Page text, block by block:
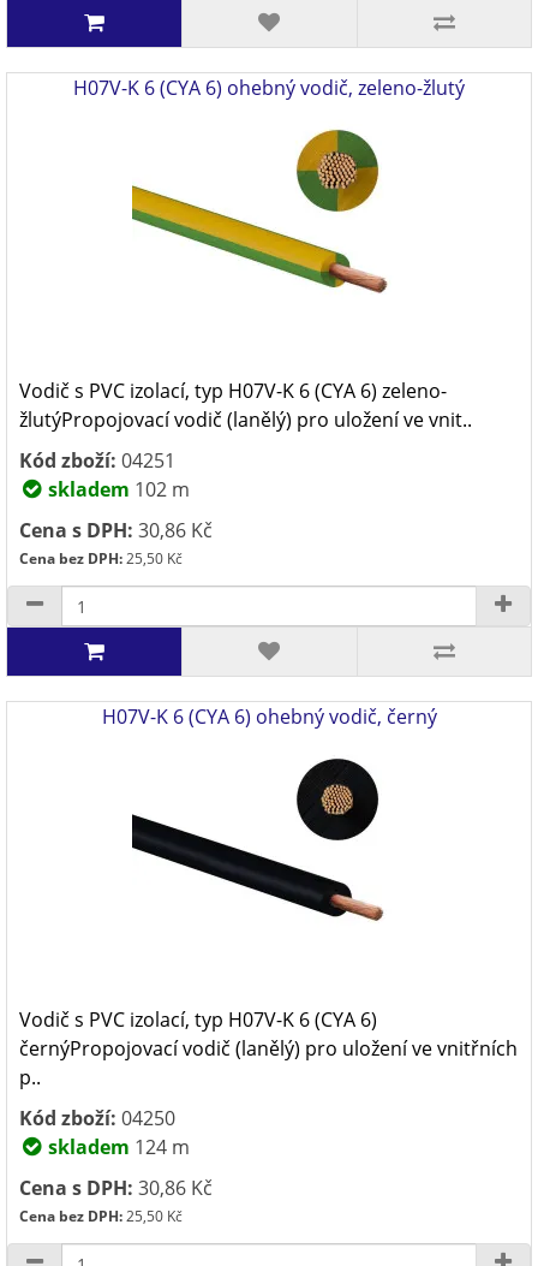
H07V-K 6 (CYA 6) ohebný vodič, zeleno-žlutý
Vodič s PVC izolací, typ H07V-K 6 (CYA 6) zeleno-
žlutýPropojovací vodič (lanělý) pro uložení ve vnit..
Kód zboží: 04251
skladem 102 m
Cena s DPH: 30,86 Kč
Cena bez DPH:25,50 Kč
H07V-K 6 (CYA 6) ohebný vodič, černý
Vodič s PVC izolací, typ H07V-K 6 (CYA 6)
černýPropojovací vodič (lanělý) pro uložení ve vnitřních
p..
Kód zboží: 04250
skladem 124 m
Cena s DPH: 30,86 Kč
Cena bez DPH:25,50 Kč